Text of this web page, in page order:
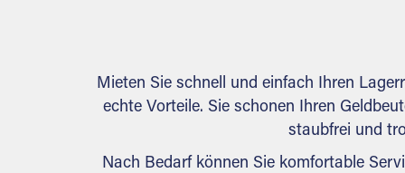
Mieten Sie schnell und einfach Ihren
echte Vorteile. Sie schonen Ihren
staubfrei und
Nach Bedarf können Sie komfortable